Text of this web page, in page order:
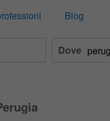
Blog
Dove